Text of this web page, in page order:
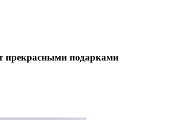
прекрасными подарками